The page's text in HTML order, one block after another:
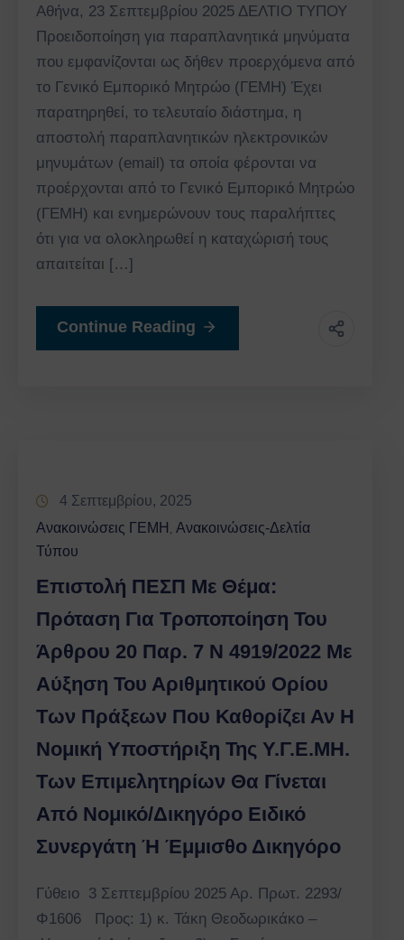
Αθήνα, 23 Σεπτεμβρίου 2025 ΔΕΛΤΙΟ ΤΥΠΟΥ
Προειδοποίηση για παραπλανητικά μηνύματα
που εμφανίζονται ως δήθεν προερχόμενα από
το Γενικό Εμπορικό Μητρώο (ΓΕΜΗ) Έχει
παρατηρηθεί, το τελευταίο διάστημα, η
αποστολή παραπλανητικών ηλεκτρονικών
μηνυμάτων (email) τα οποία φέρονται να
προέρχονται από το Γενικό Εμπορικό Μητρώο
(ΓΕΜΗ) και ενημερώνουν τους παραλήπτες
ότι για να ολοκληρωθεί η καταχώρισή τους
απαιτείται […]
Continue Reading
4 Σεπτεμβρίου, 2025
Ανακοινώσεις ΓΕΜΗ ‚ Ανακοινώσεις-Δελτία
Τύπου
Επιστολή ΠΕΣΠ Με Θέμα:
Πρόταση Για Τροποποίηση Του
Άρθρου 20 Παρ. 7 Ν 4919/2022 Με
Αύξηση Του Αριθμητικού Ορίου
Των Πράξεων Που Καθορίζει Αν Η
Νομική Υποστήριξη Της Υ.Γ.Ε.ΜΗ.
Των Επιμελητηρίων Θα Γίνεται
Από Νομικό/δικηγόρο Ειδικό
Συνεργάτη Ή Έμμισθο Δικηγόρο
Γύθειο 3 Σεπτεμβρίου 2025 Αρ. Πρωτ. 2293/
Φ1606 Προς: 1) κ. Τάκη Θεοδωρικάκο –